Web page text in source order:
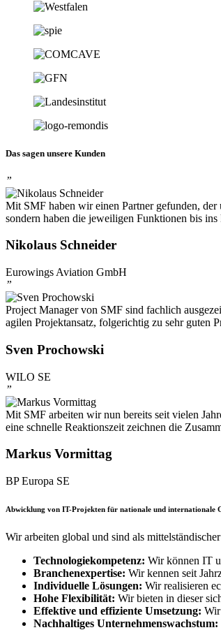
Das sagen unsere Kunden
”
Mit SMF haben wir einen Partner gefunden,
sondern haben die jeweiligen Funktionen bis
Nikolaus Schneider
Eurowings Aviation GmbH
”
Project Manager von SMF sind fachlich
agilen Projektansatz, folgerichtig zu sehr guten
Sven Prochowski
WILO SE
”
Mit SMF arbeiten wir nun bereits seit vielen
eine schnelle Reaktionszeit zeichnen die
Markus Vormittag
BP Europa SE
Abwicklung von IT-Projekten für nationale und internationale
Wir arbeiten global und sind als
Technologiekompetenz: Wir können IT
Branchenexpertise: Wir kennen seit
Individuelle Lösungen: Wir realisieren
Hohe Flexibilität: Wir bieten in dieser
Effektive und effiziente Umsetzung:
Nachhaltiges Unternehmenswachstum: